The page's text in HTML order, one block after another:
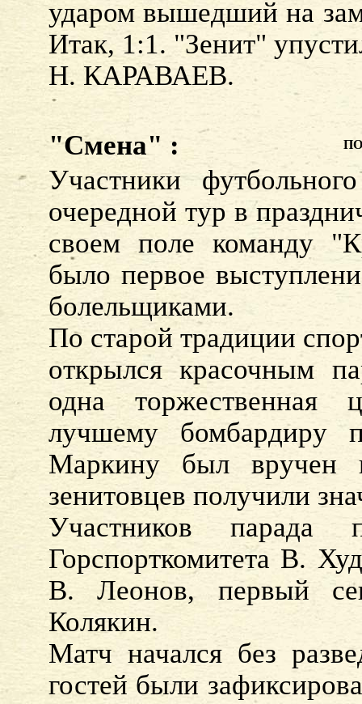
ударом вышедший на
Итак, 1:1. "Зенит"
Н. КАРАВАЕВ.
"Смена" :
Участники
очередной тур в
своем поле команду
было первое
болельщиками.
По старой традиции
открылся красочным
одна торжественная
лучшему бомбардиру
Маркину был вручен
зенитовцев получили
Участников парада
Горспорткомитета В.
В. Леонов, первый
Колякин.
Матч начался без
гостей были